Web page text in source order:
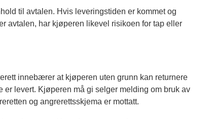
til avtalen. Hvis leveringstiden er kommet og
avtalen, har kjøperen likevel risikoen for tap eller
innebærer at kjøperen uten grunn kan returnere
levert. Kjøperen må gi selger melding om bruk av
og angrerettsskjema er mottatt.